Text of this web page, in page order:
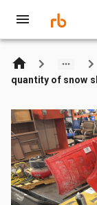
quantity of snow